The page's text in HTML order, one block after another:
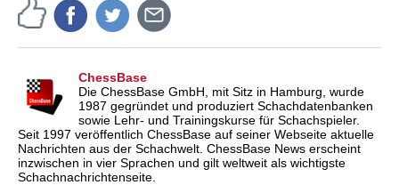
ChessBase
Die ChessBase GmbH, mit Sitz in Hamburg, wurde
1987 gegründet und produziert Schachdatenbanken
sowie Lehr- und Trainingskurse für Schachspieler.
Seit 1997 veröffentlich ChessBase auf seiner Webseite aktuelle
Nachrichten aus der Schachwelt. ChessBase News erscheint
inzwischen in vier Sprachen und gilt weltweit als wichtigste
Schachnachrichtenseite.